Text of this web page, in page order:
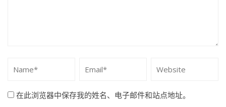
在此浏览器中保存我的姓名、电子邮件和站点地址。